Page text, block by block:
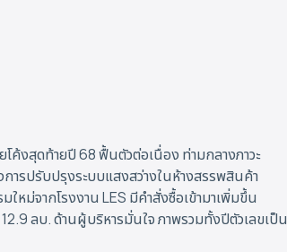
งสุดท้ายปี 68 ฟื้นตัวต่อเนื่อง ท่ามกลางภาวะ
รปรับปรุงระบบแสงสว่างในห้างสรรพสินค้า
ม่จากโรงงาน LES มีคำสั่งซื้อเข้ามาเพิ่มขึ้น
ลบ. ด้านผู้บริหารมั่นใจ ภาพรวมทั้งปีตัวเลขเป็น